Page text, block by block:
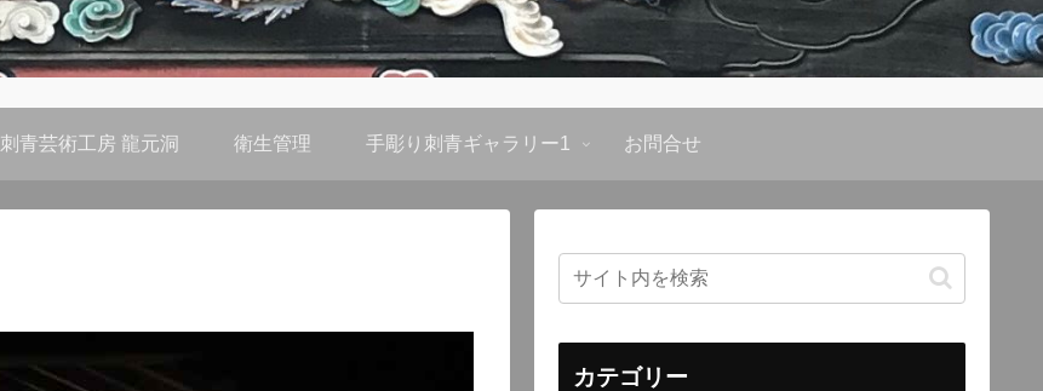
刺青芸術工房 龍元洞 衛生管理 手彫り刺青ギャラリー1 お問合せ
カテゴリー